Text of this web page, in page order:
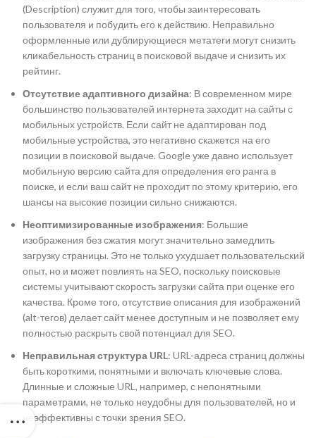
(Description) служит для того, чтобы заинтересовать
пользователя и побудить его к действию. Неправильно
оформленные или дублирующиеся метатеги могут снизить
кликабельность страниц в поисковой выдаче и снизить их
рейтинг.
Отсутствие адаптивного дизайна: В современном мире
большинство пользователей интернета заходит на сайты с
мобильных устройств. Если сайт не адаптирован под
мобильные устройства, это негативно скажется на его
позиции в поисковой выдаче. Google уже давно использует
мобильную версию сайта для определения его ранга в
поиске, и если ваш сайт не проходит по этому критерию, его
шансы на высокие позиции сильно снижаются.
Неоптимизированные изображения: Большие
изображения без сжатия могут значительно замедлить
загрузку страницы. Это не только ухудшает пользовательский
опыт, но и может повлиять на SEO, поскольку поисковые
системы учитывают скорость загрузки сайта при оценке его
качества. Кроме того, отсутствие описания для изображений
(alt-тегов) делает сайт менее доступным и не позволяет ему
полностью раскрыть свой потенциал для SEO.
Неправильная структура URL: URL-адреса страниц должны
быть короткими, понятными и включать ключевые слова.
Длинные и сложные URL, например, с непонятными
параметрами, не только неудобны для пользователей, но и
неэффективны с точки зрения SEO.